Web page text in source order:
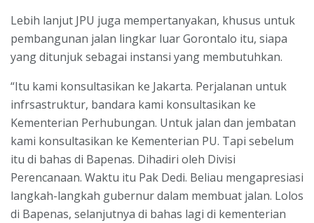
Lebih lanjut JPU juga mempertanyakan, khusus untuk
pembangunan jalan lingkar luar Gorontalo itu, siapa
yang ditunjuk sebagai instansi yang membutuhkan.
“Itu kami konsultasikan ke Jakarta. Perjalanan untuk
infrsastruktur, bandara kami konsultasikan ke
Kementerian Perhubungan. Untuk jalan dan jembatan
kami konsultasikan ke Kementerian PU. Tapi sebelum
itu di bahas di Bapenas. Dihadiri oleh Divisi
Perencanaan. Waktu itu Pak Dedi. Beliau mengapresiasi
langkah-langkah gubernur dalam membuat jalan. Lolos
di Bapenas, selanjutnya di bahas lagi di kementerian